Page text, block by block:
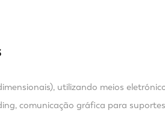
utilizando meios
comunicação gráfica para